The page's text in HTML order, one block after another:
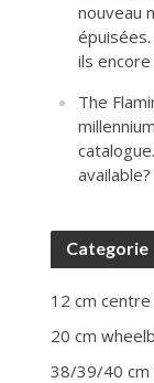
nouveau
ils
The
Categorie
12 cm
20 cm
38/39/40 cm